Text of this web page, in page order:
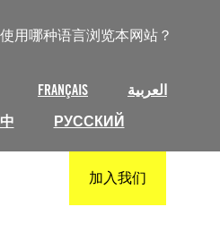
用哪种语言浏览本网站？
FRANÇAIS
العربية
РУССКИЙ
加入我们